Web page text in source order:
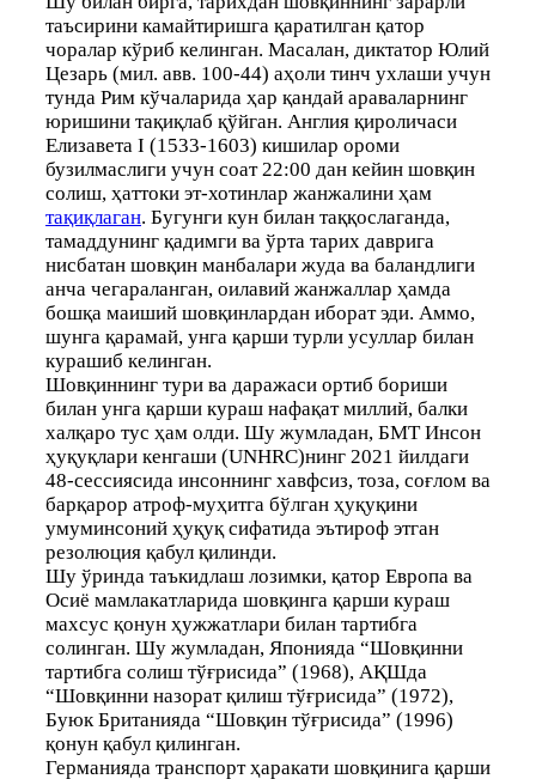
таъсирини камайтиришга қаратилган қатор
чоралар кўриб келинган. Масалан, диктатор Юлий
Цезарь (мил. авв. 100-44) аҳоли тинч ухлаши учун
тунда Рим кўчаларида ҳар қандай араваларнинг
юришини тақиқлаб қўйган. Англия қироличаси
Елизавета I (1533-1603) кишилар ороми
бузилмаслиги учун соат 22:00 дан кейин шовқин
солиш, ҳаттоки эт-хотинлар жанжалини ҳам
тақиқлаган. Бугунги кун билан таққослаганда,
тамаддунинг қадимги ва ўрта тарих даврига
нисбатан шовқин манбалари жуда ва баландлиги
анча чегараланган, оилавий жанжаллар ҳамда
бошқа маиший шовқинлардан иборат эди. Аммо,
шунга қарамай, унга қарши турли усуллар билан
курашиб келинган.
Шовқиннинг тури ва даражаси ортиб бориши
билан унга қарши кураш нафақат миллий, балки
халқаро тус ҳам олди. Шу жумладан, БМТ Инсон
ҳуқуқлари кенгаши (UNHRC)нинг 2021 йилдаги
48-сессиясида инсоннинг хавфсиз, тоза, соғлом ва
барқарор атроф-муҳитга бўлган ҳуқуқини
умуминсоний ҳуқуқ сифатида эътироф этган
резолюция қабул қилинди.
Шу ўринда таъкидлаш лозимки, қатор Европа ва
Осиё мамлакатларида шовқинга қарши кураш
махсус қонун ҳужжатлари билан тартибга
солинган. Шу жумладан, Японияда “Шовқинни
тартибга солиш тўғрисида” (1968), АҚШда
“Шовқинни назорат қилиш тўғрисида” (1972),
Буюк Британияда “Шовқин тўғрисида” (1996)
қонун қабул қилинган.
Германияда транспорт ҳаракати шовқинига қарши